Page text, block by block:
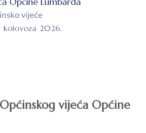
vijeće
kolovoza 2026.
vijeća Općine